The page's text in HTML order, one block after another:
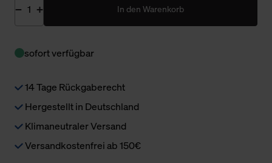
In den Warenkorb
sofort verfügbar
14 Tage Rückgaberecht
Hergestellt in Deutschland
Klimaneutraler Versand
Versandkostenfrei ab 150€